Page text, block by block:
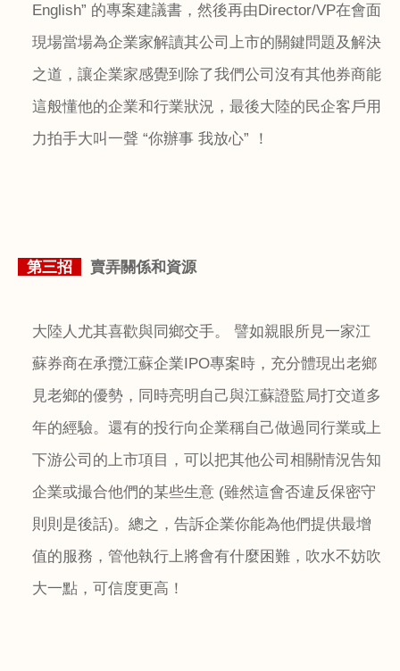
English” 的專案建議書，然後再由Director/VP在會面
現場當場為企業家解讀其公司上市的關鍵問題及解決
之道，讓企業家感覺到除了我們公司沒有其他券商能
這般懂他的企業和行業狀況，最後大陸的民企客戶用
力拍手大叫一聲 “你辦事 我放心” ！
第三招 賣弄關係和資源
大陸人尤其喜歡與同鄉交手。 譬如親眼所見一家江
蘇券商在承攬江蘇企業IPO專案時，充分體現出老鄉
見老鄉的優勢，同時亮明自己與江蘇證監局打交道多
年的經驗。還有的投行向企業稱自己做過同行業或上
下游公司的上市項目，可以把其他公司相關情況告知
企業或撮合他們的某些生意 (雖然這會否違反保密守
則則是後話)。總之，告訴企業你能為他們提供最增
值的服務，管他執行上將會有什麼困難，吹水不妨吹
大一點，可信度更高！